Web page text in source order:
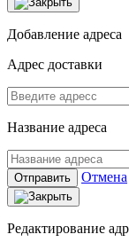
Добавление адреса
Адрес доставки
Название адреса
Отправить Отмена
Редактирование